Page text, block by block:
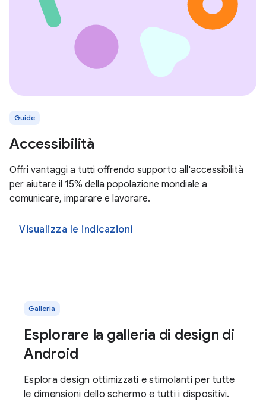
Guide
Accessibilità
Offri vantaggi a tutti offrendo supporto all'accessibilità
per aiutare il 15% della popolazione mondiale a
comunicare, imparare e lavorare.
Visualizza le indicazioni
Galleria
Esplorare la galleria di design di
Android
Esplora design ottimizzati e stimolanti per tutte
le dimensioni dello schermo e tutti i dispositivi.